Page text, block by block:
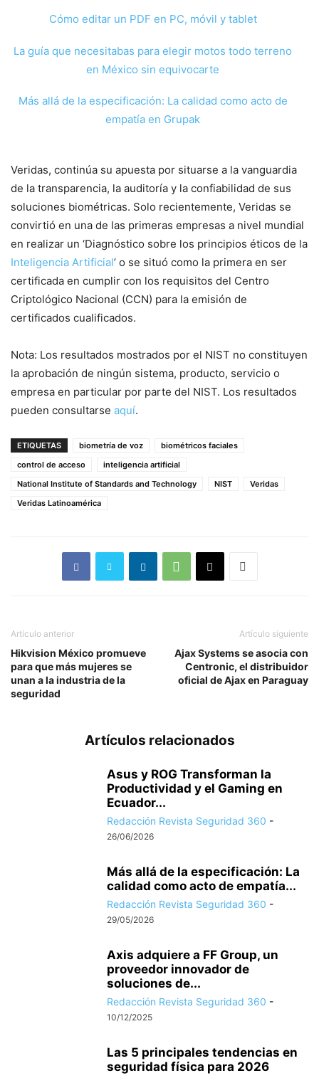
Cómo editar un PDF en PC, móvil y tablet
La guía que necesitabas para elegir motos todo terreno
en México sin equivocarte
Más allá de la especificación: La calidad como acto de
empatía en Grupak
Veridas, continúa su apuesta por situarse a la vanguardia
de la transparencia, la auditoría y la confiabilidad de sus
soluciones biométricas. Solo recientemente, Veridas se
convirtió en una de las primeras empresas a nivel mundial
en realizar un ‘Diagnóstico sobre los principios éticos de la
Inteligencia Artificial’ o se situó como la primera en ser
certificada en cumplir con los requisitos del Centro
Criptológico Nacional (CCN) para la emisión de
certificados cualificados.
Nota: Los resultados mostrados por el NIST no constituyen
la aprobación de ningún sistema, producto, servicio o
empresa en particular por parte del NIST. Los resultados
pueden consultarse aquí.
ETIQUETAS biometría de voz
biométricos faciales
control de acceso
inteligencia artificial
National Institute of Standards and Technology
NIST
Veridas
Veridas Latinoamérica
Artículo anterior
Hikvision México promueve
para que más mujeres se
unan a la industria de la
seguridad
Artículo siguiente
Ajax Systems se asocia con
Centronic, el distribuidor
oficial de Ajax en Paraguay
Artículos relacionados
Asus y ROG Transforman la
Productividad y el Gaming en
Ecuador...
Redacción Revista Seguridad 360 -
26/06/2026
Más allá de la especificación: La
calidad como acto de empatía...
Redacción Revista Seguridad 360 -
29/05/2026
Axis adquiere a FF Group, un
proveedor innovador de
soluciones de...
Redacción Revista Seguridad 360 -
10/12/2025
Las 5 principales tendencias en
seguridad física para 2026